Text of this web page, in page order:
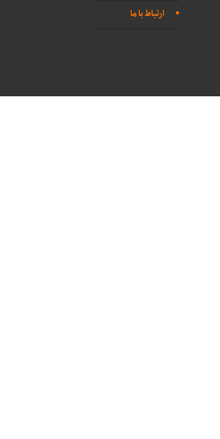
ارتباط با ما